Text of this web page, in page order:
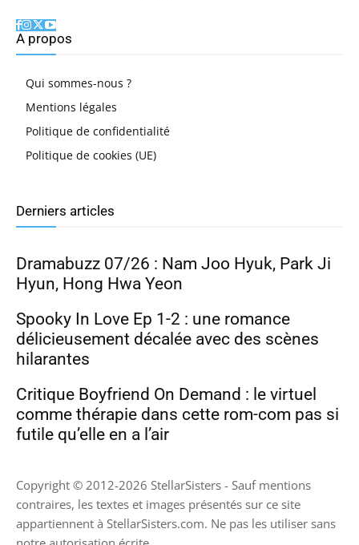
A propos
Qui sommes-nous ?
Mentions légales
Politique de confidentialité
Politique de cookies (UE)
Derniers articles
Dramabuzz 07/26 : Nam Joo Hyuk, Park Ji
Hyun, Hong Hwa Yeon
Spooky In Love Ep 1-2 : une romance
délicieusement décalée avec des scènes
hilarantes
Critique Boyfriend On Demand : le virtuel
comme thérapie dans cette rom-com pas si
futile qu’elle en a l’air
Copyright © 2012-2026 StellarSisters - Sauf mentions
contraires, les textes et images présentés sur ce site
appartiennent à StellarSisters.com. Ne pas les utiliser sans